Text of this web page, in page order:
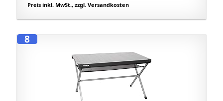
Preis inkl. MwSt., zzgl. Versandkosten
8